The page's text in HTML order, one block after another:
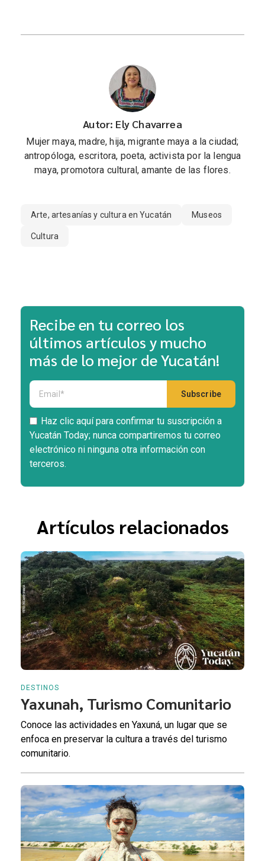
Autor: Ely Chavarrea
Mujer maya, madre, hija, migrante maya a la ciudad;
antropóloga, escritora, poeta, activista por la lengua
maya, promotora cultural, amante de las flores.
Arte, artesanías y cultura en Yucatán Museos
Cultura
Recibe en tu correo los
últimos artículos y mucho
más de lo mejor de Yucatán!
Haz clic aquí para confirmar tu suscripción a
Yucatán Today; nunca compartiremos tu correo
electrónico ni ninguna otra información con
terceros.
Artículos relacionados
DESTINOS
Yaxunah, Turismo Comunitario
Conoce las actividades en Yaxuná, un lugar que se
enfoca en preservar la cultura a través del turismo
comunitario.